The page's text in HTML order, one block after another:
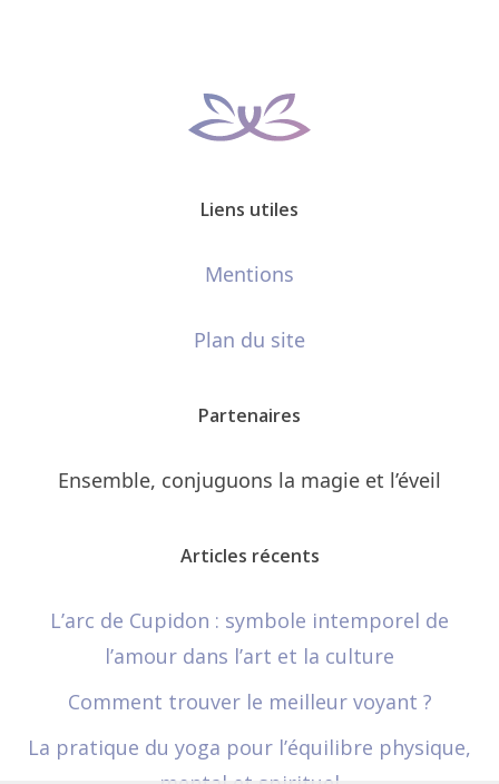
Liens utiles
Mentions
Plan du site
Partenaires
Ensemble, conjuguons la magie et l’éveil
Articles récents
L’arc de Cupidon : symbole intemporel de
l’amour dans l’art et la culture
Comment trouver le meilleur voyant ?
La pratique du yoga pour l’équilibre physique,